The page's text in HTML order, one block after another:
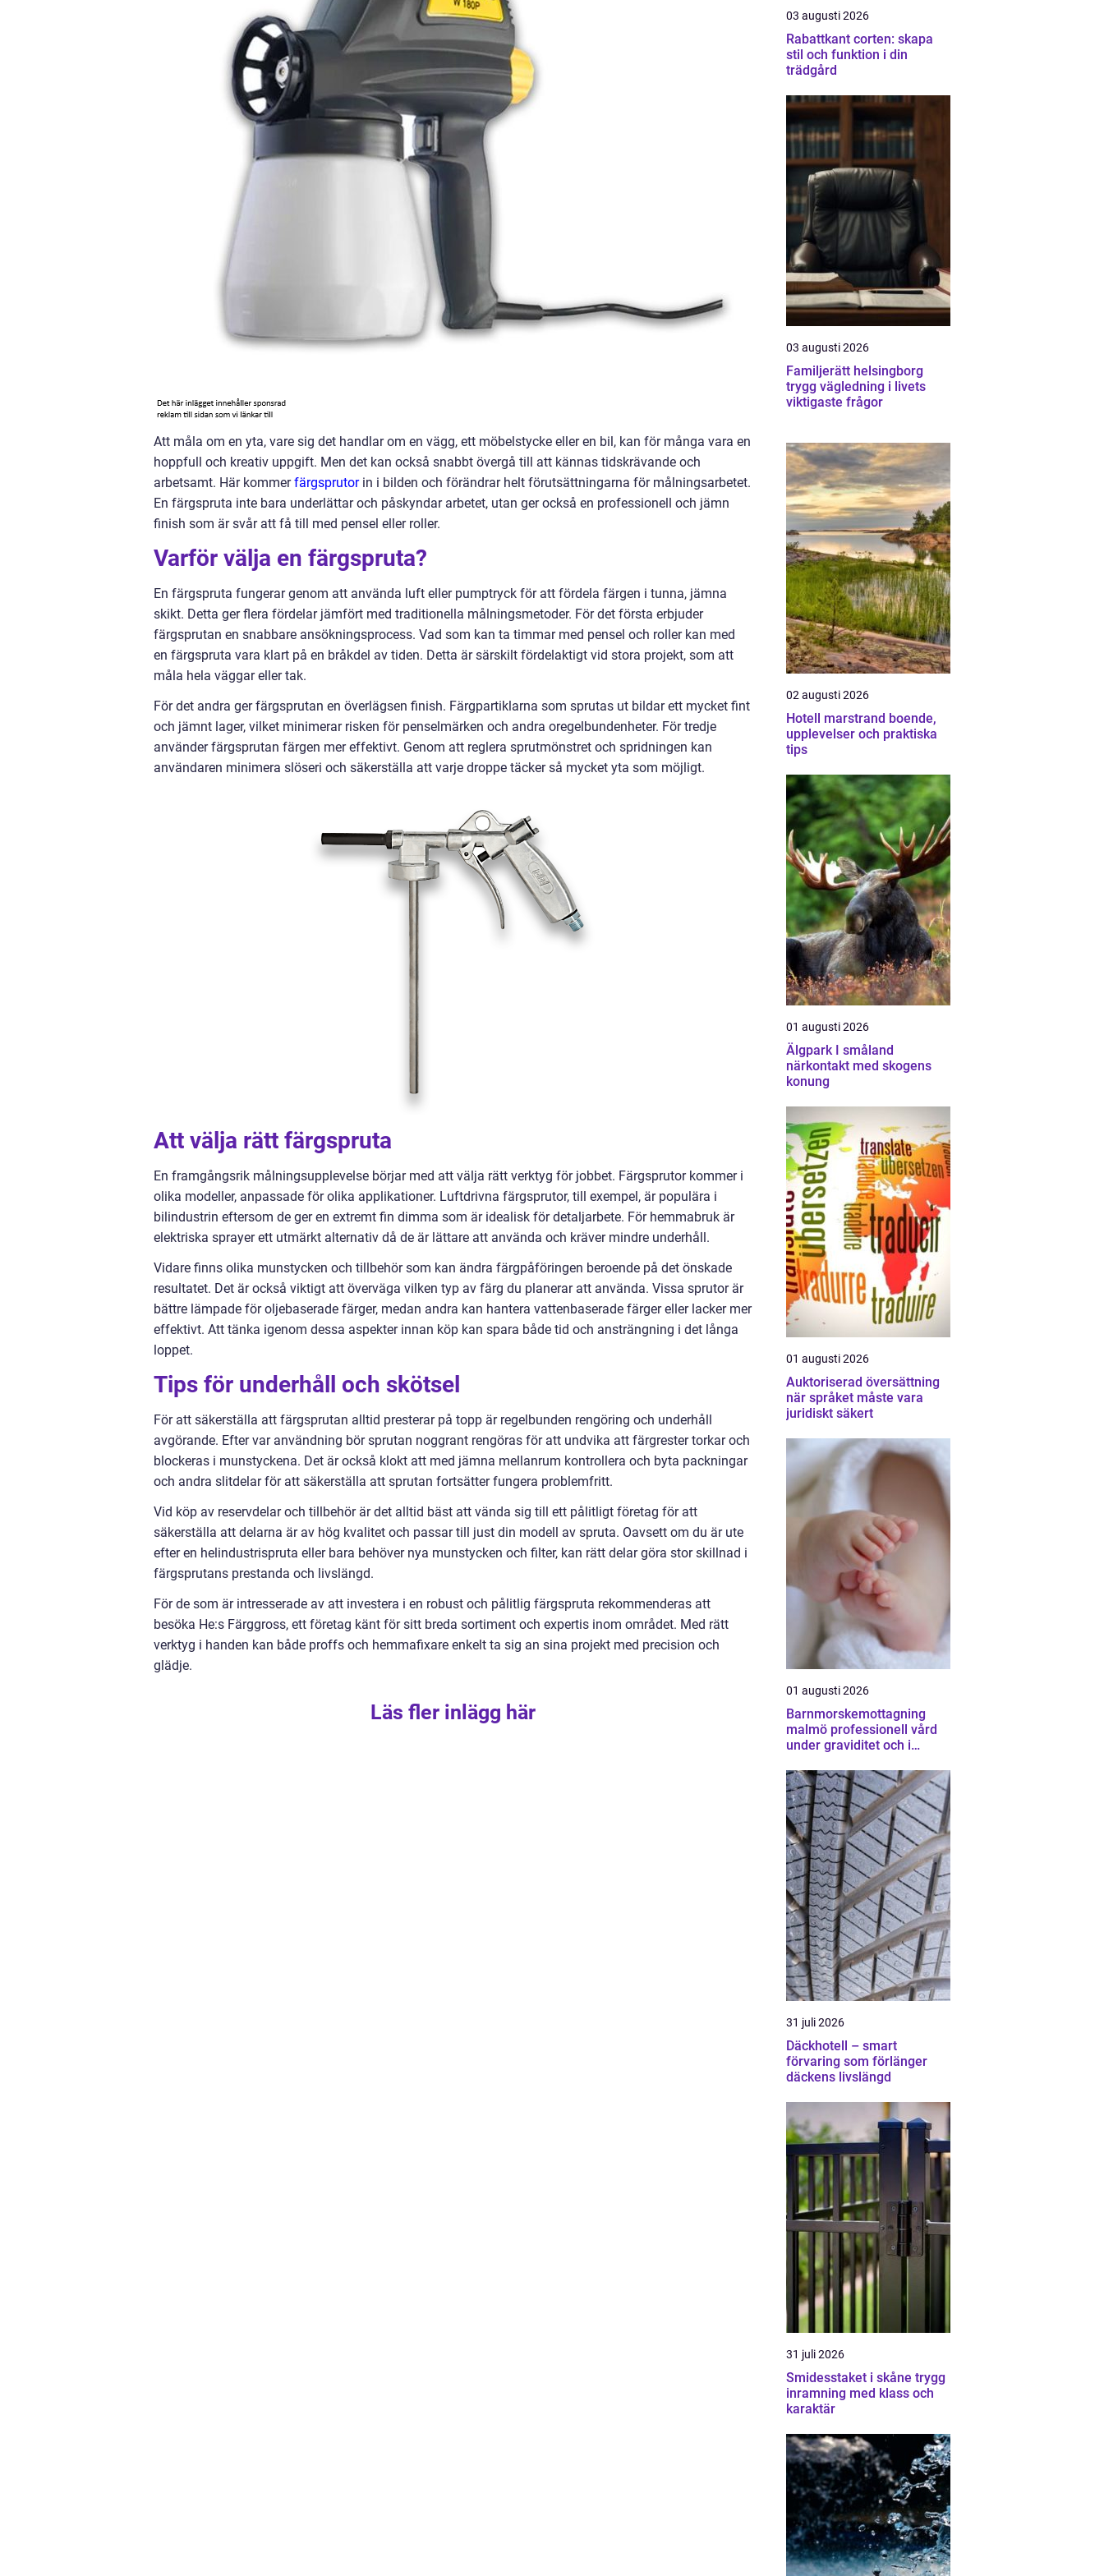
Att måla om en yta, vare sig det handlar om en vägg, ett möbelstycke eller en bil, kan för många vara en
hoppfull och kreativ uppgift. Men det kan också snabbt övergå till att kännas tidskrävande och
arbetsamt. Här kommerfärgsprutorin i bilden och förändrar helt förutsättningarna för målningsarbetet.
En färgspruta inte bara underlättar och påskyndar arbetet, utan ger också en professionell och jämn
finish som är svår att få till med pensel eller roller.
Varför välja en färgspruta?
En färgspruta fungerar genom att använda luft eller pumptryck för att fördela färgen i tunna, jämna
skikt. Detta ger flera fördelar jämfört med traditionella målningsmetoder. För det första erbjuder
färgsprutan en snabbare ansökningsprocess. Vad som kan ta timmar med pensel och roller kan med
en färgspruta vara klart på en bråkdel av tiden. Detta är särskilt fördelaktigt vid stora projekt, som att
måla hela väggar eller tak.
För det andra ger färgsprutan en överlägsen finish. Färgpartiklarna som sprutas ut bildar ett mycket fint
och jämnt lager, vilket minimerar risken för penselmärken och andra oregelbundenheter. För tredje
använder färgsprutan färgen mer effektivt. Genom att reglera sprutmönstret och spridningen kan
användaren minimera slöseri och säkerställa att varje droppe täcker så mycket yta som möjligt.
Att välja rätt färgspruta
En framgångsrik målningsupplevelse börjar med att välja rätt verktyg för jobbet. Färgsprutor kommer i
olika modeller, anpassade för olika applikationer. Luftdrivna färgsprutor, till exempel, är populära i
bilindustrin eftersom de ger en extremt fin dimma som är idealisk för detaljarbete. För hemmabruk är
elektriska sprayer ett utmärkt alternativ då de är lättare att använda och kräver mindre underhåll.
Vidare finns olika munstycken och tillbehör som kan ändra färgpåföringen beroende på det önskade
resultatet. Det är också viktigt att överväga vilken typ av färg du planerar att använda. Vissa sprutor är
bättre lämpade för oljebaserade färger, medan andra kan hantera vattenbaserade färger eller lacker mer
effektivt. Att tänka igenom dessa aspekter innan köp kan spara både tid och ansträngning i det långa
loppet.
Tips för underhåll och skötsel
För att säkerställa att färgsprutan alltid presterar på topp är regelbunden rengöring och underhåll
avgörande. Efter var användning bör sprutan noggrant rengöras för att undvika att färgrester torkar och
blockeras i munstyckena. Det är också klokt att med jämna mellanrum kontrollera och byta packningar
och andra slitdelar för att säkerställa att sprutan fortsätter fungera problemfritt.
Vid köp av reservdelar och tillbehör är det alltid bäst att vända sig till ett pålitligt företag för att
säkerställa att delarna är av hög kvalitet och passar till just din modell av spruta. Oavsett om du är ute
efter en helindustrispruta eller bara behöver nya munstycken och filter, kan rätt delar göra stor skillnad i
färgsprutans prestanda och livslängd.
För de som är intresserade av att investera i en robust och pålitlig färgspruta rekommenderas att
besöka He:s Färggross, ett företag känt för sitt breda sortiment och expertis inom området. Med rätt
verktyg i handen kan både proffs och hemmafixare enkelt ta sig an sina projekt med precision och
glädje.
Läs fler inlägg här
03 augusti 2026
Rabattkant corten: skapa
stil och funktion i din
trädgård
03 augusti 2026
Familjerätt helsingborg
trygg vägledning i livets
viktigaste frågor
02 augusti 2026
Hotell marstrand boende,
upplevelser och praktiska
tips
01 augusti 2026
Älgpark I småland
närkontakt med skogens
konung
01 augusti 2026
Auktoriserad översättning
när språket måste vara
juridiskt säkert
01 augusti 2026
Barnmorskemottagning
malmö professionell vård
under graviditet och i
31 juli 2026
Däckhotell – smart
förvaring som förlänger
däckens livslängd
31 juli 2026
Smidesstaket i skåne trygg
inramning med klass och
karaktär